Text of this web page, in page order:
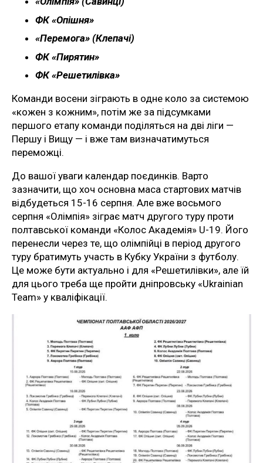
ФК «Опішня»
«Перемога» (Клепачі)
ФК «Пирятин»
ФК «Решетилівка»
Команди восени зіграють в одне коло за системою
«кожен з кожним», потім же за підсумками
першого етапу команди поділяться на дві ліги —
Першу і Вищу — і вже там визначатимуться
переможці.
До вашої уваги календар поєдинків. Варто
зазначити, що хоч основна маса стартових матчів
відбудеться 15-16 серпня. Але вже восьмого
серпня «Олімпія» зіграє матч другого туру проти
полтавської команди «Колос Академія» U-19. Його
перенесли через те, що олімпійці в період другого
туру братимуть участь в Кубку України з футболу.
Це може бути актуально і для «Решетилівки», але їй
для цього треба ще пройти дніпровську «Ukrainian
Team» у кваліфікації.